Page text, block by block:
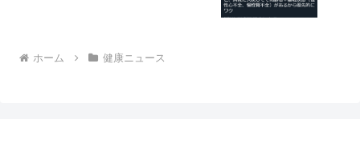
ホーム 健康ニュース